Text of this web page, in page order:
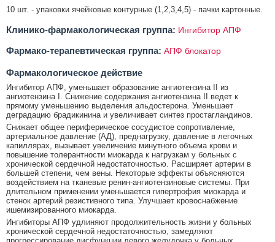
10 шт. - упаковки ячейковые контурные (1,2,3,4,5) - пачки картонные.
Клинико-фармакологическая группа: Ингибитор АПФ
Фармако-терапевтическая группа: АПФ блокатор
Фармакологическое действие
Ингибитор АПФ, уменьшает образование ангиотензина II из
ангиотензина I. Снижение содержания ангиотензина II ведет к
прямому уменьшению выделения альдостерона. Уменьшает
деградацию брадикинина и увеличивает синтез простагландинов.
Снижает общее периферическое сосудистое сопротивление,
артериальное давление (АД), преднагрузку, давление в легочных
капиллярах, вызывает увеличение минутного объема крови и
повышение толерантности миокарда к нагрузкам у больных с
хронической сердечной недостаточностью. Расширяет артерии в
большей степени, чем вены. Некоторые эффекты объясняются
воздействием на тканевые ренин-ангиотензиновые системы. При
длительном применении уменьшается гипертрофия миокарда и
стенок артерий резистивного типа. Улучшает кровоснабжение
ишемизированного миокарда.
Ингибиторы АПФ удлиняют продолжительность жизни у больных
хронической сердечной недостаточностью, замедляют